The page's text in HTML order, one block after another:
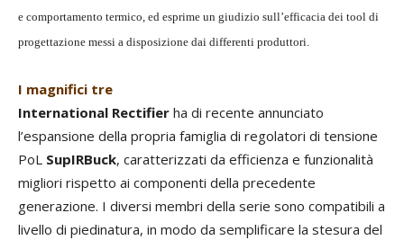
e comportamento termico, ed esprime un giudizio sull’efficacia dei tool di
progettazione messi a disposizione dai differenti produttori.
I magnifici tre
International Rectifier ha di recente annunciato
l’espansione della propria famiglia di regolatori di tensione
PoL SupIRBuck, caratterizzati da efficienza e funzionalità
migliori rispetto ai componenti della precedente
generazione. I diversi membri della serie sono compatibili a
livello di piedinatura, in modo da semplificare la stesura del